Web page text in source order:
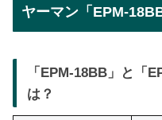
ヤーマン「EPM-
「EPM-18BB」と「
は？